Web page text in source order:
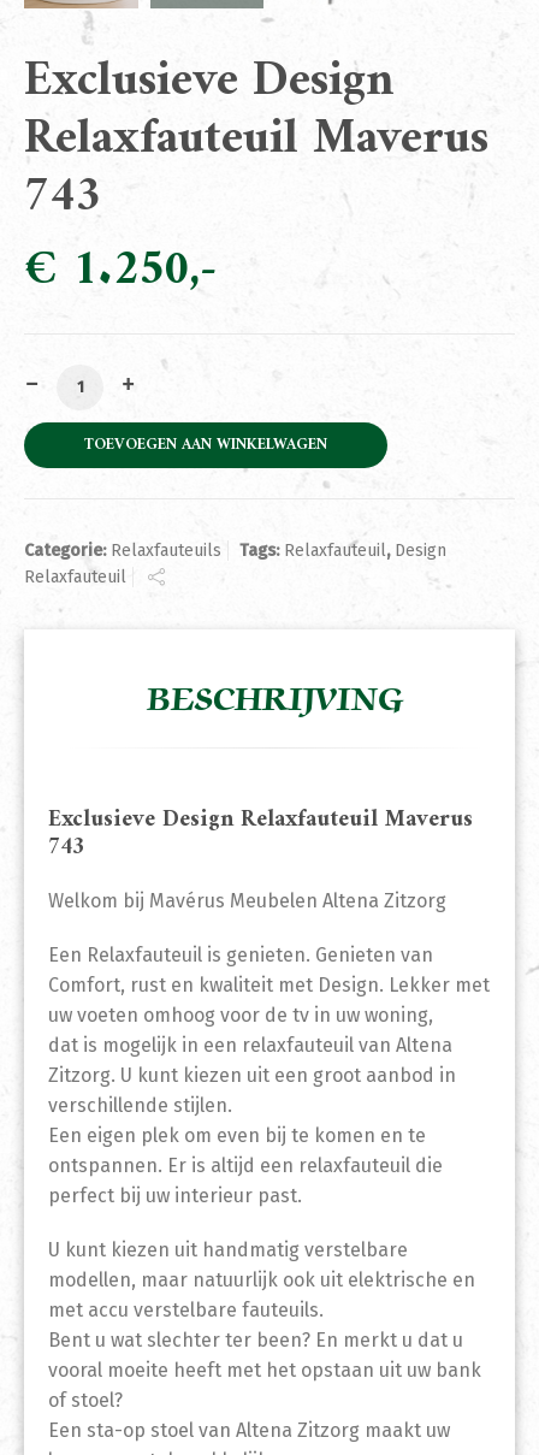
Exclusieve Design
Relaxfauteuil Maverus
743
€ 1.250
Exclusieve Design Relaxfauteuil Maverus 743 aantal
TOEVOEGEN AAN WINKELWAGEN
Categorie: Relaxfauteuils Tags: Relaxfauteuil, Design
Relaxfauteuil
BESCHRIJVING
Exclusieve Design Relaxfauteuil Maverus
743
Welkom bij Mavérus Meubelen Altena Zitzorg
Een Relaxfauteuil is genieten. Genieten van
Comfort, rust en kwaliteit met Design. Lekker met
uw voeten omhoog voor de tv in uw woning,
dat is mogelijk in een relaxfauteuil van Altena
Zitzorg. U kunt kiezen uit een groot aanbod in
verschillende stijlen.
Een eigen plek om even bij te komen en te
ontspannen. Er is altijd een relaxfauteuil die
perfect bij uw interieur past.
U kunt kiezen uit handmatig verstelbare
modellen, maar natuurlijk ook uit elektrische en
met accu verstelbare fauteuils.
Bent u wat slechter ter been? En merkt u dat u
vooral moeite heeft met het opstaan uit uw bank
of stoel?
Een sta-op stoel van Altena Zitzorg maakt uw